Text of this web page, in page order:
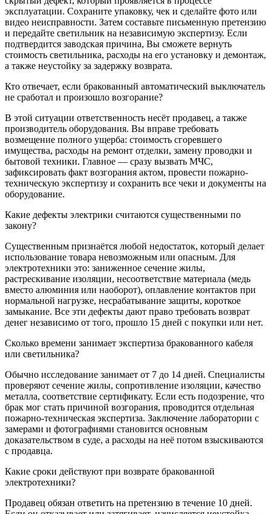
эксплуатации. Сохраните упаковку, чек и сделайте фото или
видео неисправности. Затем составьте письменную претензию
и передайте светильник на независимую экспертизу. Если
подтвердится заводская причина, Вы сможете вернуть
стоимость светильника, расходы на его установку и демонтаж,
а также неустойку за задержку возврата.
Кто отвечает, если бракованный автоматический выключатель
не сработал и произошло возгорание?
В этой ситуации ответственность несёт продавец, а также
производитель оборудования. Вы вправе требовать
возмещение полного ущерба: стоимость сгоревшего
имущества, расходы на ремонт отделки, замену проводки и
бытовой техники. Главное — сразу вызвать МЧС,
зафиксировать факт возгорания актом, провести пожарно-
техническую экспертизу и сохранить все чеки и документы на
оборудование.
Какие дефекты электрики считаются существенными по
закону?
Существенным признаётся любой недостаток, который делает
использование товара невозможным или опасным. Для
электротехники это: заниженное сечение жилы,
растрескивание изоляции, несоответствие материала (медь
вместо алюминия или наоборот), оплавление контактов при
нормальной нагрузке, несрабатывание защиты, короткое
замыкание. Все эти дефекты дают право требовать возврат
денег независимо от того, прошло 15 дней с покупки или нет.
Сколько времени занимает экспертиза бракованного кабеля
или светильника?
Обычно исследование занимает от 7 до 14 дней. Специалисты
проверяют сечение жилы, сопротивление изоляции, качество
металла, соответствие сертификату. Если есть подозрение, что
брак мог стать причиной возгорания, проводится отдельная
пожарно-техническая экспертиза. Заключение лаборатории с
замерами и фотографиями становится основным
доказательством в суде, а расходы на неё потом взыскиваются
с продавца.
Какие сроки действуют при возврате бракованной
электротехники?
Продавец обязан ответить на претензию в течение 10 дней.